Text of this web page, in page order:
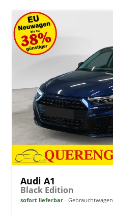
Audi A1
Black Edition
sofort lieferbar Gebrauchtwagen